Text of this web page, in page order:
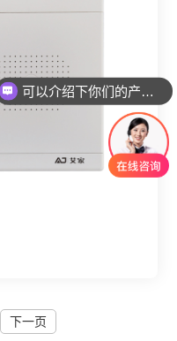
下一页